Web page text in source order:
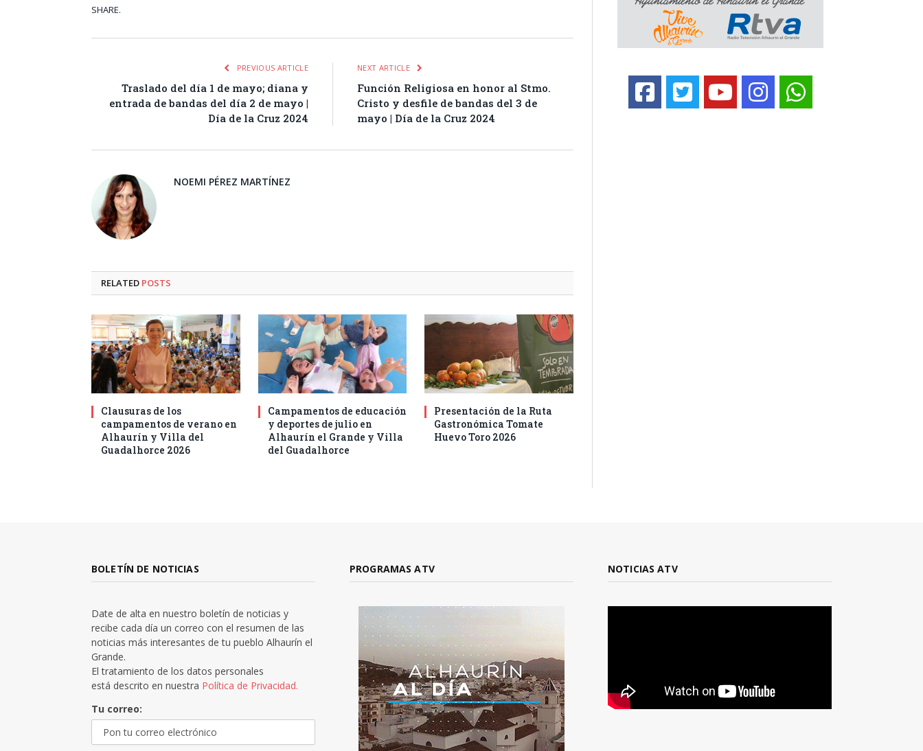
SHARE.
PREVIOUS ARTICLE
Traslado del día 1 de mayo; diana y
entrada de bandas del día 2 de mayo |
Día de la Cruz 2024
NEXT ARTICLE
Función Religiosa en honor al Stmo.
Cristo y desfile de bandas del 3 de
mayo | Día de la Cruz 2024
NOEMI PÉREZ MARTÍNEZ
RELATED POSTS
Clausuras de los
campamentos de verano en
Alhaurín y Villa del
Guadalhorce 2026
Campamentos de educación
y deportes de julio en
Alhaurín el Grande y Villa
del Guadalhorce
Presentación de la Ruta
Gastronómica Tomate
Huevo Toro 2026
BOLETÍN DE NOTICIAS
Date de alta en nuestro boletín de noticias y
recibe cada día un correo con el resumen de las
noticias más interesantes de tu pueblo Alhaurín el
Grande.
El tratamiento de los datos personales
está descrito en nuestra Política de Privacidad.
Tu correo:
PROGRAMAS ATV NOTICIAS ATV